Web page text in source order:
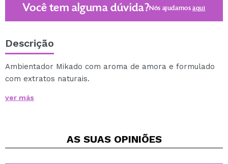
Você tem alguma dúvida?Nós ajudamosaqui
Descrição
Ambientador Mikado com aroma de amora e formulado
com extratos naturais.
Com um lindo design "Você me AMA um pouco mais a
cada dia "
ver más
AS SUAS OPINIÕES